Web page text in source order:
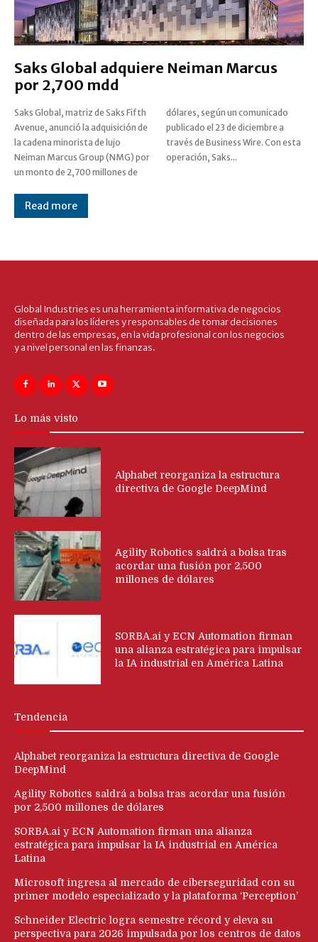
Saks Global adquiere Neiman Marcus
por 2,700 mdd
Saks Global, matriz de Saks Fifth
Avenue, anunció la adquisición de
la cadena minorista de lujo
Neiman Marcus Group (NMG) por
un monto de 2,700 millones de
dólares, según un comunicado
publicado el 23 de diciembre a
través de Business Wire. Con esta
operación, Saks...
Read more
Global Industries es una herramienta informativa de negocios
diseñada para los líderes y responsables de tomar decisiones
dentro de las empresas, en la vida profesional con los negocios
y a nivel personal en las finanzas.
Lo más visto
Alphabet reorganiza la estructura
directiva de Google DeepMind
Agility Robotics saldrá a bolsa tras
acordar una fusión por 2,500
millones de dólares
SORBA.ai y ECN Automation firman
una alianza estratégica para impulsar
la IA industrial en América Latina
Tendencia
Alphabet reorganiza la estructura directiva de Google
DeepMind
Agility Robotics saldrá a bolsa tras acordar una fusión
por 2,500 millones de dólares
SORBA.ai y ECN Automation firman una alianza
estratégica para impulsar la IA industrial en América
Latina
Microsoft ingresa al mercado de ciberseguridad con su
primer modelo especializado y la plataforma ‘Perception’
Schneider Electric logra semestre récord y eleva su
perspectiva para 2026 impulsada por los centros de datos